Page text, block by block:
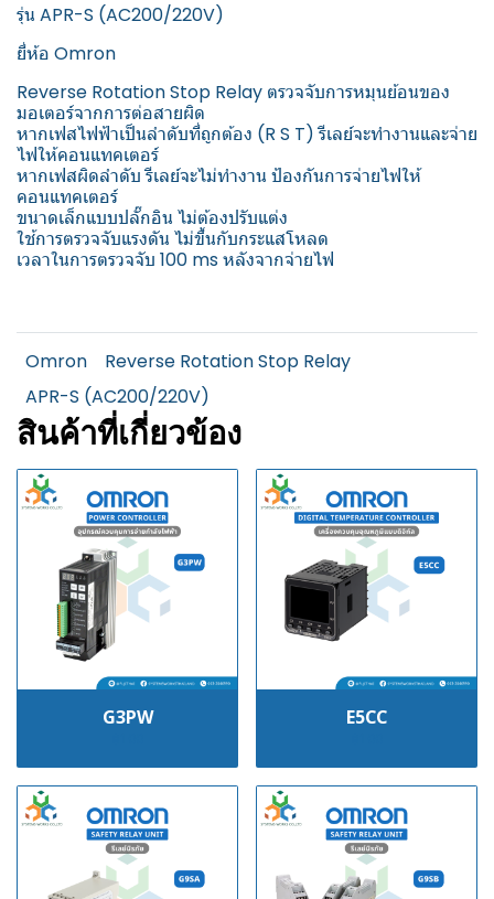
รุ่น APR-S (AC200/220V)
ยี่ห้อ Omron
Reverse Rotation Stop Relay ตรวจจับการหมุนย้อนของ
มอเตอร์จากการต่อสายผิด
หากเฟสไฟฟ้าเป็นลำดับที่ถูกต้อง (R S T) รีเลย์จะทำงานและจ่าย
ไฟให้คอนแทคเตอร์
หากเฟสผิดลำดับ รีเลย์จะไม่ทำงาน ป้องกันการจ่ายไฟให้
คอนแทคเตอร์
ขนาดเล็กแบบปลั๊กอิน ไม่ต้องปรับแต่ง
ใช้การตรวจจับแรงดัน ไม่ขึ้นกับกระแสโหลด
เวลาในการตรวจจับ 100 ms หลังจากจ่ายไฟ
Omron
Reverse Rotation Stop Relay
APR-S (AC200/220V)
สินค้าที่เกี่ยวข้อง
G3PW E5CC